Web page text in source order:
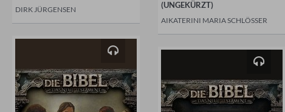
DIRK JÜRGENSEN
(UNGEKÜRZT)
AIKATERINI MARIA SCHLÖSSER